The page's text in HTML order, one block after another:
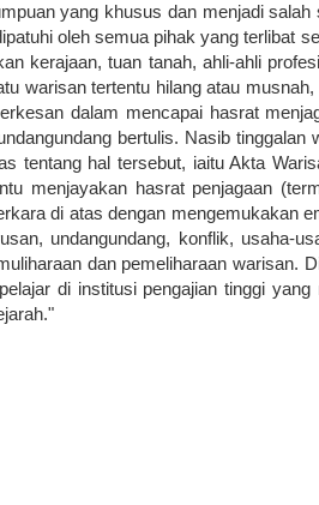
yang khusus dan menjadi salah
oleh semua pihak yang terlibat
kerajaan, tuan tanah, ahli-ahli
warisan tertentu hilang atau
dalam mencapai hasrat
bertulis. Nasib tinggalan
tentang hal tersebut, iaitu Akta
menjayakan hasrat penjagaan
di atas dengan mengemukakan
undangundang, konflik, usaha-
dan pemeliharaan warisan.
di institusi pengajian tinggi